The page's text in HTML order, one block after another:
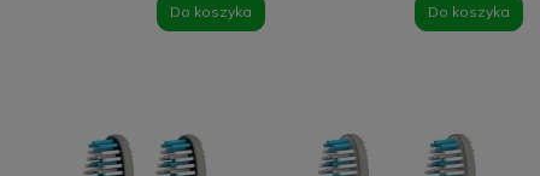
Do koszyka Do koszyka